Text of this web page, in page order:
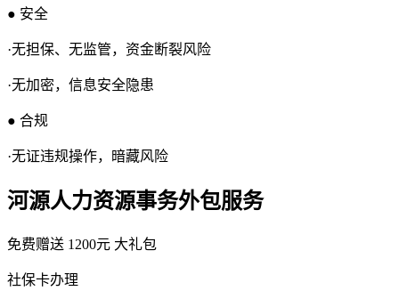
● 安全
·无担保、无监管，资金断裂风险
·无加密，信息安全隐患
● 合规
·无证违规操作，暗藏风险
河源人力资源事务外包服务
免费赠送 1200元 大礼包
社保卡办理